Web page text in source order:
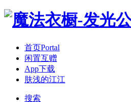
首页Portal
闲置互赠
App下载
肤浅的江江
搜索